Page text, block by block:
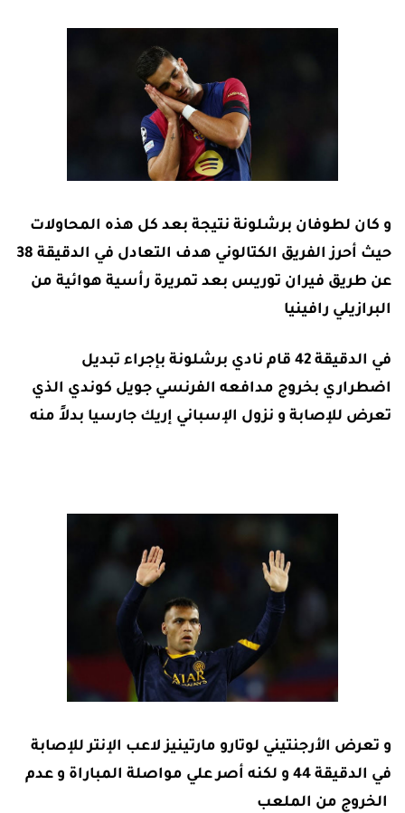
و كان لطوفان برشلونة نتيجة بعد كل هذه المحاولات
حيث أحرز الفريق الكتالوني هدف التعادل في الدقيقة 38
عن طريق فيران توريس بعد تمريرة رأسية هوائية من
البرازيلي رافينيا
في الدقيقة 42 قام نادي برشلونة بإجراء تبديل
اضطراري بخروج مدافعه الفرنسي جويل كوندي الذي
تعرض للإصابة و نزول الإسباني إريك جارسيا بدلاً منه
و تعرض الأرجنتيني لوتارو مارتينيز لاعب الإنتر للإصابة
في الدقيقة 44 و لكنه أصر علي مواصلة المباراة و عدم
الخروج من الملعب